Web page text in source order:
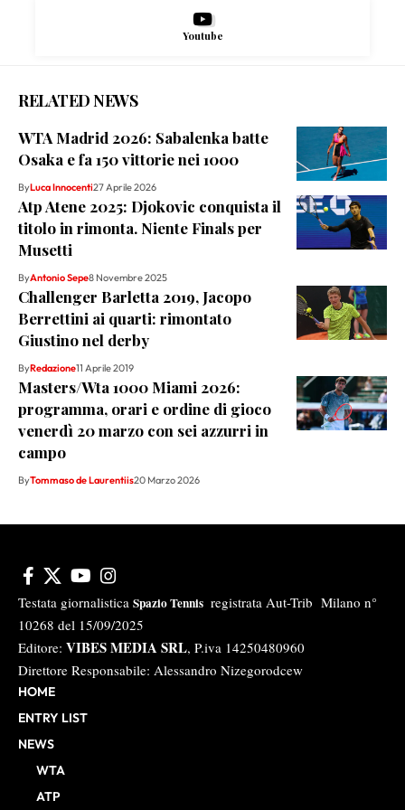
Youtube
RELATED NEWS
WTA Madrid 2026: Sabalenka batte
Osaka e fa 150 vittorie nei 1000
ByLuca Innocenti27 Aprile 2026
Atp Atene 2025: Djokovic conquista il
titolo in rimonta. Niente Finals per
Musetti
ByAntonio Sepe8 Novembre 2025
Challenger Barletta 2019, Jacopo
Berrettini ai quarti: rimontato
Giustino nel derby
ByRedazione11 Aprile 2019
Masters/Wta 1000 Miami 2026:
programma, orari e ordine di gioco
venerdì 20 marzo con sei azzurri in
campo
ByTommaso de Laurentiis20 Marzo 2026
Testata giornalistica Spazio Tennis registrata Aut-Trib Milano n°
10268 del 15/09/2025
Editore: VIBES MEDIA SRL, P.iva 14250480960
Direttore Responsabile: Alessandro Nizegorodcew
HOME
ENTRY LIST
NEWS
WTA
ATP